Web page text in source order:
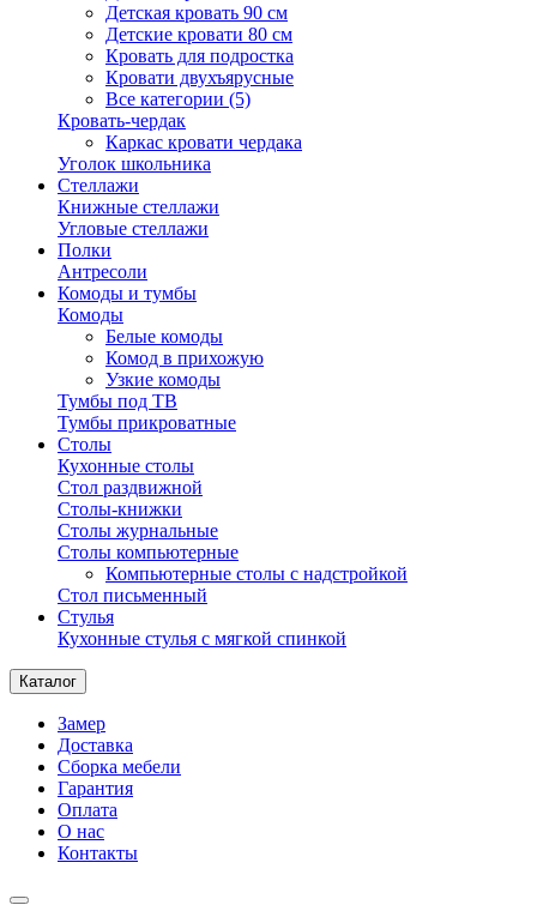
Детская кровать 90 см
Детские кровати 80 см
Кровать для подростка
Кровати двухъярусные
Все категории (5)
Кровать-чердак
Каркас кровати чердака
Уголок школьника
Стеллажи
Книжные стеллажи
Угловые стеллажи
Полки
Антресоли
Комоды и тумбы
Комоды
Белые комоды
Комод в прихожую
Узкие комоды
Тумбы под ТВ
Тумбы прикроватные
Столы
Кухонные столы
Стол раздвижной
Столы-книжки
Столы журнальные
Столы компьютерные
Компьютерные столы с надстройкой
Стол письменный
Стулья
Кухонные стулья с мягкой спинкой
Каталог
Замер
Доставка
Сборка мебели
Гарантия
Оплата
О нас
Контакты